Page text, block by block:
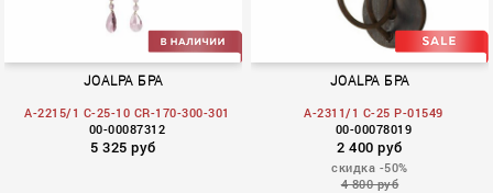
JOALPA БРА
A-2215/1 C-25-10 CR-170-300-301
00-00087312
5 325 руб
JOALPA БРА
A-2311/1 C-25 P-01549
00-00078019
2 400 руб
скидка -50%
4 800 руб